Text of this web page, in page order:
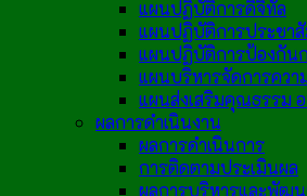
แผนปฏิบัติการดิจิทัล
แผนปฏิบัติการประชา
แผนปฏิบัติการป้องกัน
แผนบริหารจัดการควา
แผนส่งเสริมคุณธรรม
ผลการดำเนินงาน
ผลการดำเนินการ
การติดตามประเมินผล
ผลการบริหารและพัฒ